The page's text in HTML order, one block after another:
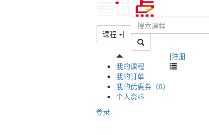
课程 |
我的课程
我的订单
我的优惠券（0）
个人资料
登录
|注册